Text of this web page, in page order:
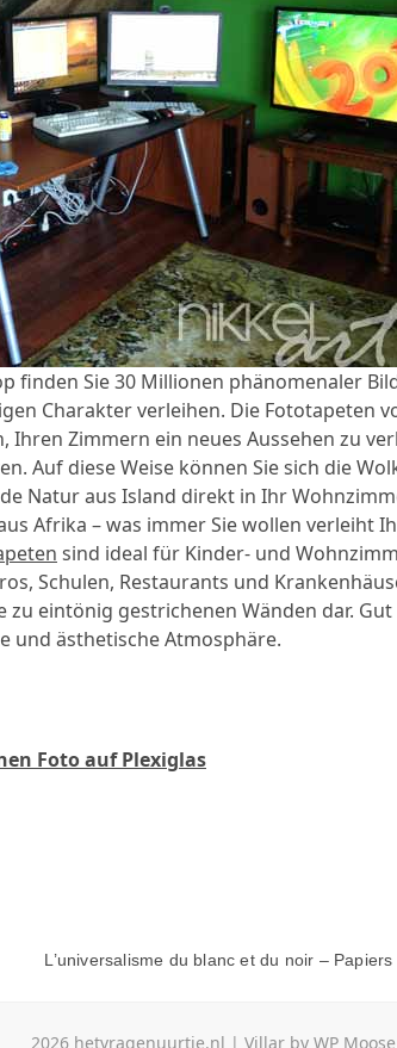
finden Sie 30 Millionen phänomenaler
Charakter verleihen. Die Fototapeten
Zimmern ein neues Aussehen zu
Auf diese Weise können Sie sich die
Natur aus Island direkt in Ihr
Afrika – was immer Sie wollen verleiht
sind ideal für Kinder- und
Schulen, Restaurants und
eintönig gestrichenen Wänden dar. Gut
und ästhetische Atmosphäre.
Foto auf Plexiglas
L’universalisme du blanc et du noir –
2026 hetvragenuurtje.nl | Villar by WP Moose